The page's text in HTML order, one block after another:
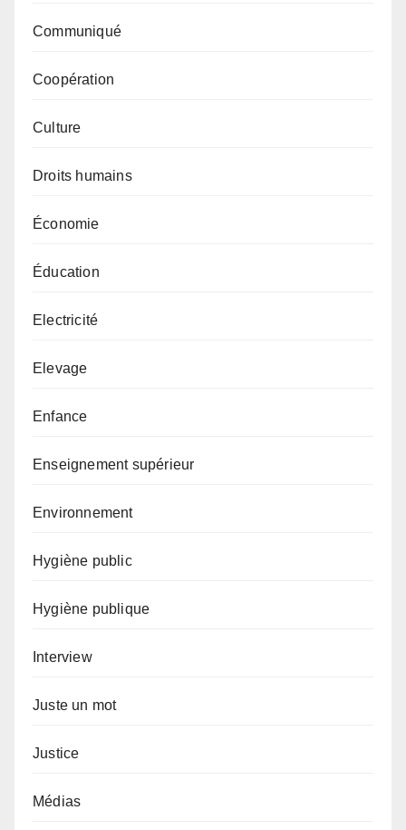
Communiqué
Coopération
Culture
Droits humains
Économie
Éducation
Electricité
Elevage
Enfance
Enseignement supérieur
Environnement
Hygiène public
Hygiène publique
Interview
Juste un mot
Justice
Médias